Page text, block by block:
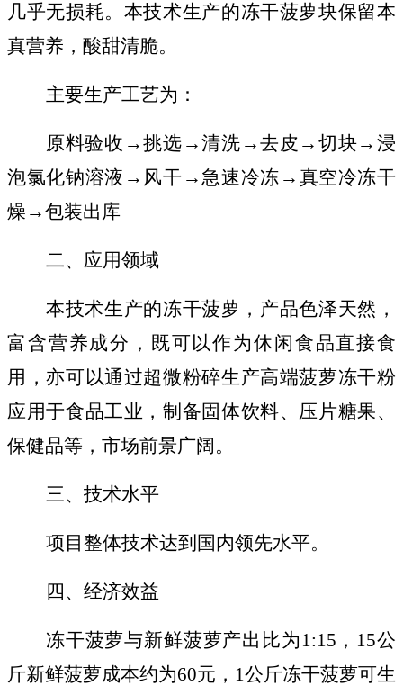
几乎无损耗。本技术生产的冻干菠萝块保留本
真营养，酸甜清脆。
主要生产工艺为：
原料验收 →挑选 →清洗 →去皮 → 切块→ 浸
泡氯化钠溶液 → 风干 → 急速冷冻 → 真空冷冻干
燥 →包装出库
二、应用领域
本技术生产的冻干菠萝，产品色泽天然，
富含营养成分，既可以作为休闲食品直接食
用，亦可以通过超微粉碎生产高端菠萝冻干粉
应用于食品工业，制备固体饮料、压片糖果、
保健品等，市场前景广阔。
三、技术水平
项目整体技术达到国内领先水平。
四、经济效益
冻干菠萝与新鲜菠萝产出比为 1:15 ， 15公
斤新鲜菠萝成本约为60元， 1公斤冻干菠萝可生